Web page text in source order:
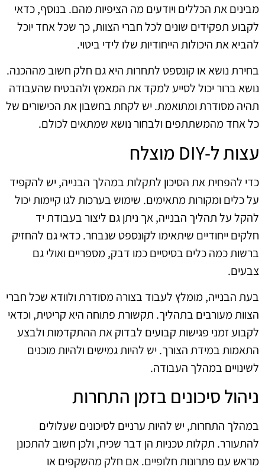
מבינים את הכללים ויודעים מה הציפיות מהם. בנוסף, כדאי
לקבוע תפקידים שונים לכל חברי הצוות, כך שכל אחד יוכל
להביא את היכולות הייחודיות שלו לידי ביטוי.
בחירת נושא או קונספט לתחרות היא גם חלק חשוב מההכנה.
נושא ברור יכול לסייע למקד את המאמץ ולהבטיח שהעבודה
תהיה מסודרת ומתואמת. יש לקחת בחשבון את הכישורים של
כל אחד מהמשתתפים ולבחור נושא שמתאים לכולם.
עצות ל-DIY מוצלח
כדי להפחית את הסיכון לתקלות במהלך הבנייה, יש להקפיד
על כלים ומקורות מתאימים. שימוש בערכות לגו קיימות יכול
להקל על תהליך הבנייה, אך ניתן גם ליצור בעבודת יד
חלקים ייחודיים שיתאימו לקונספט שנבחר. כדאי גם להחזיק
ברשות כמה כלים בסיסיים כמו דבק, מספריים ואולי גם
צבעים.
בעת הבנייה, מומלץ לעבוד בצורה מסודרת ולוודא שכל חברי
הצוות מעורבים בתהליך. תקשורת פתוחה היא קריטית, וכדאי
לקבוע זמני פגישות קבועים לבדוק את ההתקדמות ולבצע
התאמות במידת הצורך. יש להיות גמישים ולהיות מוכנים
לשינויים במהלך העבודה.
ניהול סיכונים בזמן התחרות
במהלך התחרות, יש להיות ערניים לסיכונים שעלולים
להתעורר. תקלות טכניות הן דבר שכיח, ולכן חשוב להתכונן
מראש עם פתרונות חלופיים. אם חלק מהשקפים או